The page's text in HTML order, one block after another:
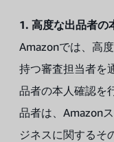
1. 高度な出品者の
Amazonでは、高
持つ審査担当者を
品者の本人確認を
品者は、Amazon
ジネスに関するそ